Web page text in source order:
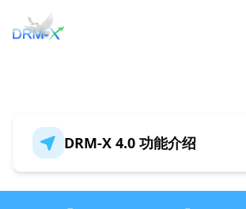
首页
DRM-X 4.0 功能介绍